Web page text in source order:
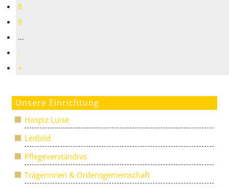
8
9
…
›
»
Unsere Einrichtung
Hospiz Luise
Leitbild
Pflegeverständnis
Trägerinnen & Ordensgemeinschaft